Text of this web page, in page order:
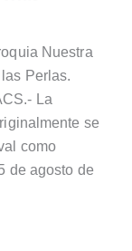
Nuestra
Perlas.
La
se
como
de agosto de